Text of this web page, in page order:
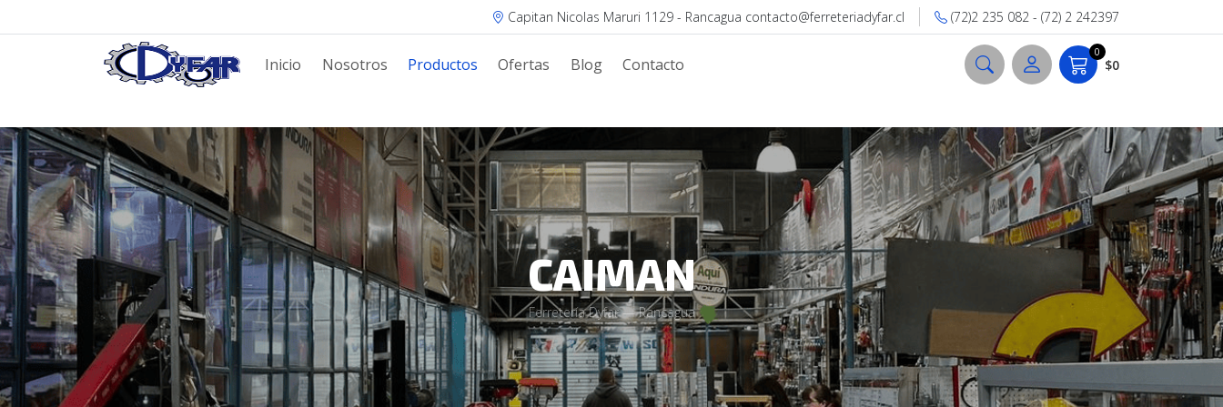
Capitan Nicolas Maruri 1129 - Rancagua contacto@ferreteriadyfar.cl (72)2 235 082 - (72) 2 242397
Inicio Nosotros Productos Ofertas Blog Contacto
0
$0
CAIMAN
Ferretería Dyfar — Rancagua